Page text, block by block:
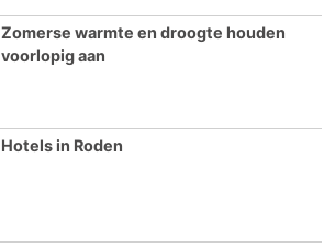
Zomerse warmte en droogte houden
voorlopig aan
Hotels in Roden